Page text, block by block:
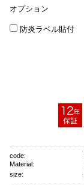
オプション
防炎ラベル貼付
code:
Material:
size: